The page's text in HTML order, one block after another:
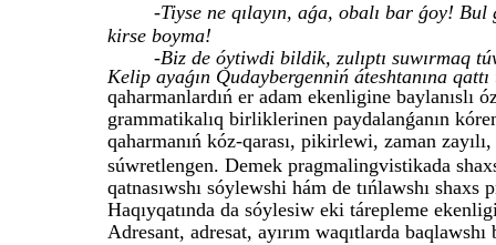
-Tiyse ne qılayın, aǵa, obalı bar ǵoy! Bul
kirse boyma!
-Biz de óytiwdi bildik, zulıptı suwırmaq
Kelip ayaǵın Qudaybergenniń áteshtanına
qaharmanlardıń er adam ekenligine baylanıslı
grammatikalıq birliklerinen paydalanǵanın
qaharmanıń kóz-qarası, pikirlewi, zaman
súwretlengen. Demek pragmalingvistikada
qatnasıwshı sóylewshi hám de tıńlawshı
Haqıyqatında da sóylesiw eki tárepleme
Adresant, adresat, ayırım waqıtlarda